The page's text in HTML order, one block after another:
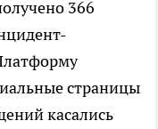
366
страницы
касались